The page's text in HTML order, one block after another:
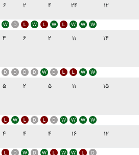
۶ ۲ ۴ ۲۴ ۱۲
۴ ۶ ۲ ۱۱ ۱۴
۵ ۲ ۵ ۱۱ ۱۵
۴ ۴ ۴ ۱۶ ۱۲